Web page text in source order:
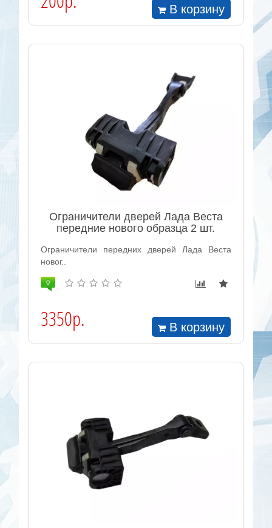
В корзину
Ограничители дверей Лада Веста
передние нового образца 2 шт.
Ограничители передних дверей Лада Веста
новог..
0
3350р. В корзину